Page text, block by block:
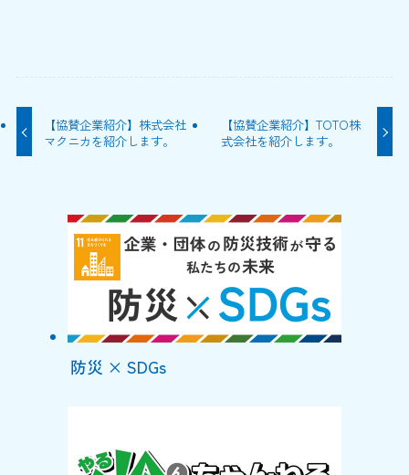
【協賛企業紹介】株式会社
マクニカを紹介します。
【協賛企業紹介】TOTO株
式会社を紹介します。
防災 × SDGs